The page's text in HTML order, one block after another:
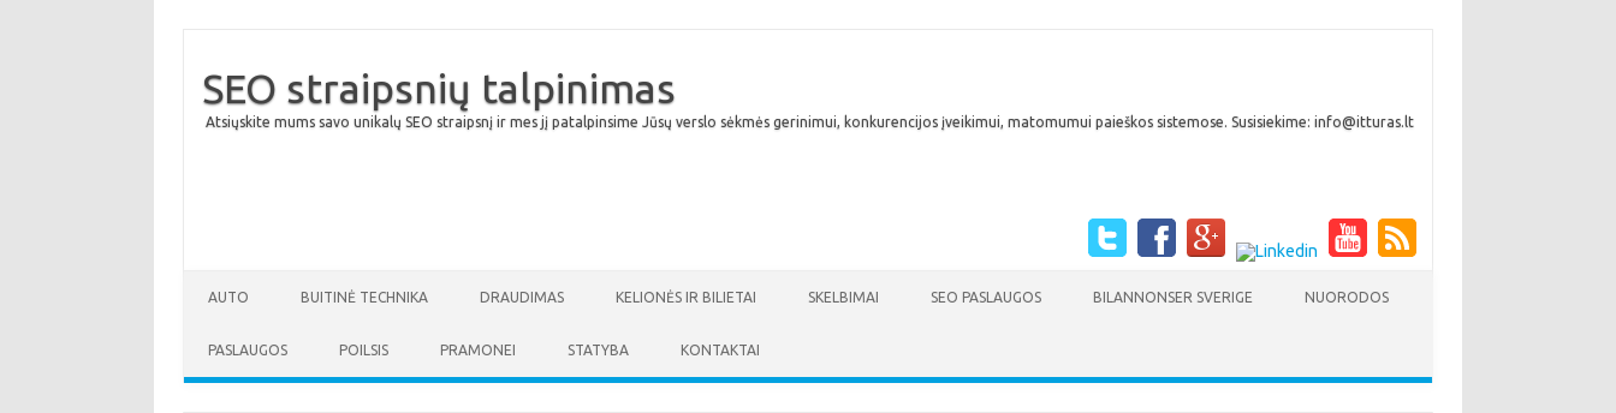
SEO straipsnių talpinimas
Atsiųskite mums savo unikalų SEO straipsnį ir mes jį patalpinsime Jūsų verslo sėkmės gerinimui, konkurencijos įveikimui, matomumui paieškos sistemose. Susisiekime: info@itturas.lt
AUTO BUITINĖ TECHNIKA DRAUDIMAS KELIONĖS IR BILIETAI SKELBIMAI SEO PASLAUGOS BILANNONSER SVERIGE NUORODOS
PASLAUGOS POILSIS PRAMONEI STATYBA KONTAKTAI